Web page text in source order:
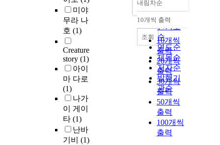
미야
무라 나
호 (1)
Creature
story (1)
아이
마 다로
(1)
나가
이 게이
타 (1)
난바
기비 (1)
정확도
순
인기도
순
연도순
제목순
저자순
발행기
관순
내림차순
내림차순
10개씩 출력
10개씩
출력
20개씩
출력
30개씩
출력
50개씩
출력
100개씩
출력
조회